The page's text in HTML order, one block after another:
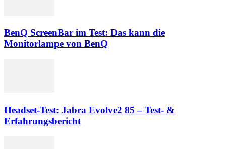
BenQ ScreenBar im Test: Das kann die
Monitorlampe von BenQ
Headset-Test: Jabra Evolve2 85 – Test- &
Erfahrungsbericht